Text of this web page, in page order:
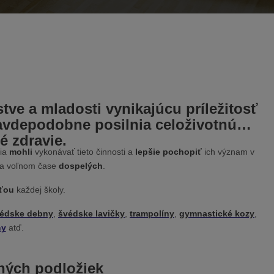
a mladosti vynikajúcu príležitosť
posilnia celoživotnú
zdravie.
mohli vykonávať tieto činnosti a lepšie pochopiť ich význam v
voľnom čase dospelých
každej školy.
debny švédske lavičky trampolíny gymnastické kozy
atď.
podložiek